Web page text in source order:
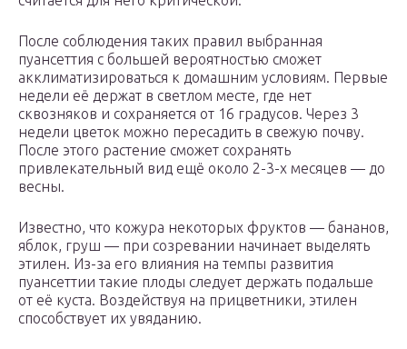
После соблюдения таких правил выбранная
пуансеттия с большей вероятностью сможет
акклиматизироваться к домашним условиям. Первые
недели её держат в светлом месте, где нет
сквозняков и сохраняется от 16 градусов. Через 3
недели цветок можно пересадить в свежую почву.
После этого растение сможет сохранять
привлекательный вид ещё около 2-3-х месяцев — до
весны.
Известно, что кожура некоторых фруктов — бананов,
яблок, груш — при созревании начинает выделять
этилен. Из-за его влияния на темпы развития
пуансеттии такие плоды следует держать подальше
от её куста. Воздействуя на прицветники, этилен
способствует их увяданию.